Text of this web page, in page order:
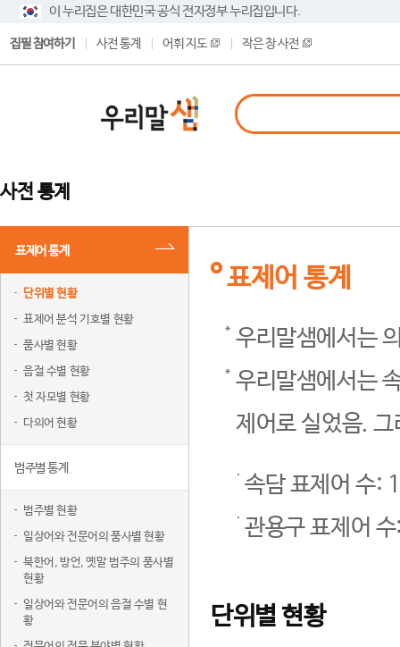
이 누리집은 대한민국 공식 전자정부 누리집입니다.
집필 참여하기 사전 통계 어휘 지도 작은 창 사전
사전 통계
표제어 통계
단위별 현황
표제어 분석 기호별 현황
품사별 현황
음절 수별 현황
첫 자모별 현황
다의어 현황
범주별 통계
범주별 현황
일상어와 전문어의 품사별 현황
북한어, 방언, 옛말 범주의 품사별
현황
일상어와 전문어의 음절 수별 현
황
표제어 통계
우리말샘에서는
우리말샘에서는
제어로 실었음.
속담 표제어 수:
관용구 표제어
단위별 현황